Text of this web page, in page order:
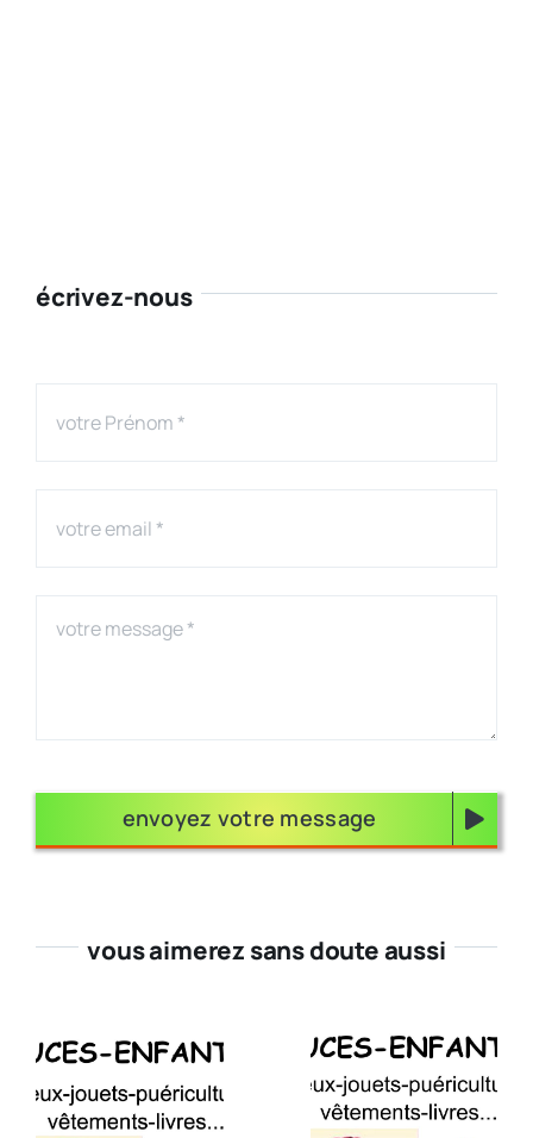
écrivez-nous
envoyez votre message
vous aimerez sans doute aussi